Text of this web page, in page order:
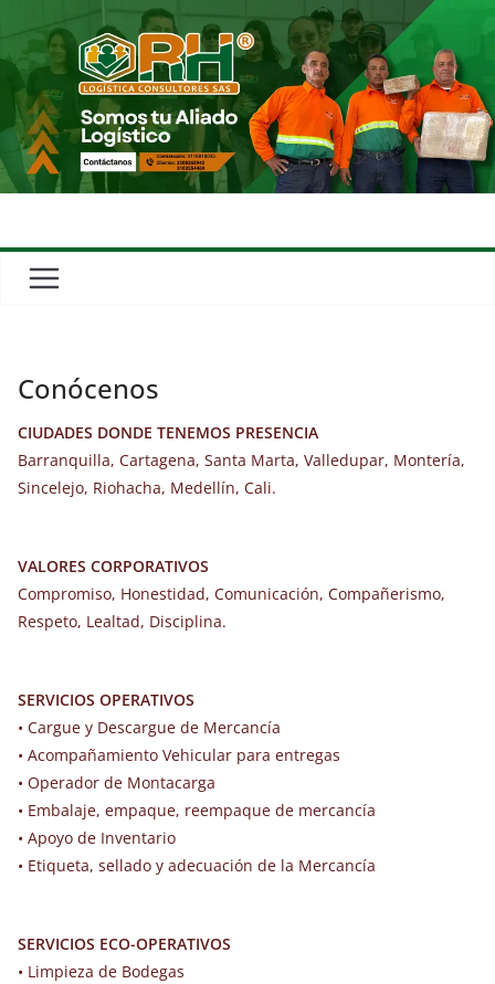
Conócenos
CIUDADES DONDE TENEMOS PRESENCIA
Barranquilla, Cartagena, Santa Marta, Valledupar, Montería,
Sincelejo, Riohacha, Medellín, Cali.
VALORES CORPORATIVOS
Compromiso, Honestidad, Comunicación, Compañerismo,
Respeto, Lealtad, Disciplina.
SERVICIOS OPERATIVOS
• Cargue y Descargue de Mercancía
• Acompañamiento Vehicular para entregas
• Operador de Montacarga
• Embalaje, empaque, reempaque de mercancía
• Apoyo de Inventario
• Etiqueta, sellado y adecuación de la Mercancía
SERVICIOS ECO-OPERATIVOS
• Limpieza de Bodegas